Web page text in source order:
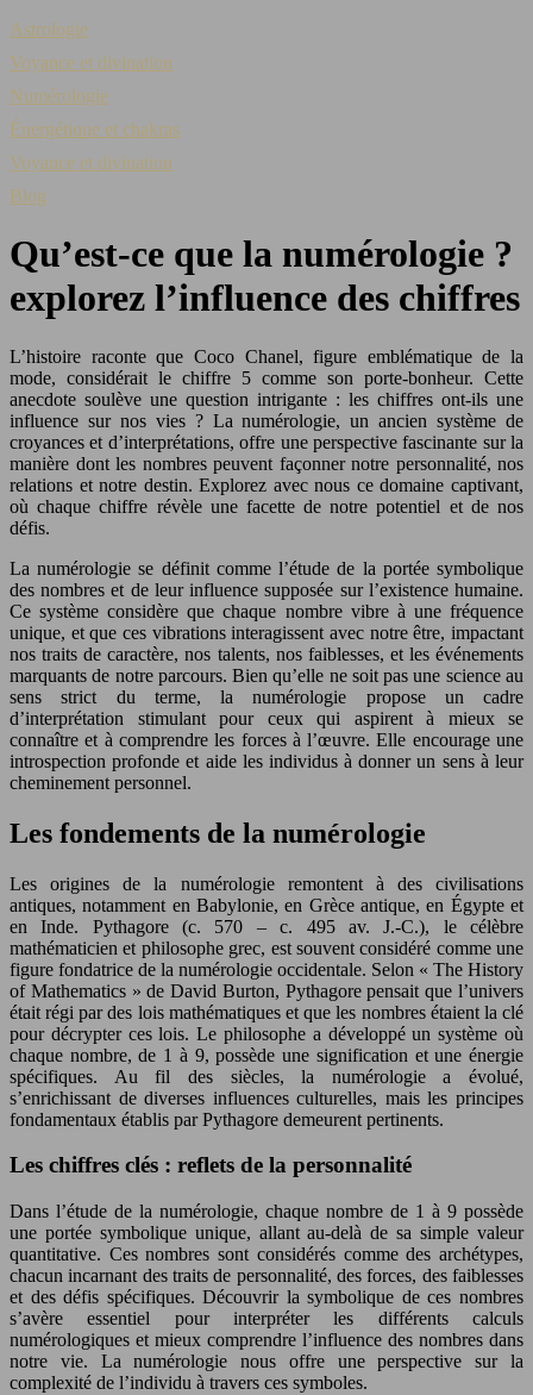
Astrologie
Voyance et divination
Numérologie
Énergétique et chakras
Voyance et divination
Blog
Qu’est-ce que la numérologie ?
explorez l’influence des chiffres
L’histoire raconte que Coco Chanel, figure emblématique de la
mode, considérait le chiffre 5 comme son porte-bonheur. Cette
anecdote soulève une question intrigante : les chiffres ont-ils une
influence sur nos vies ? La numérologie, un ancien système de
croyances et d’interprétations, offre une perspective fascinante sur la
manière dont les nombres peuvent façonner notre personnalité, nos
relations et notre destin. Explorez avec nous ce domaine captivant,
où chaque chiffre révèle une facette de notre potentiel et de nos
défis.
La numérologie se définit comme l’étude de la portée symbolique
des nombres et de leur influence supposée sur l’existence humaine.
Ce système considère que chaque nombre vibre à une fréquence
unique, et que ces vibrations interagissent avec notre être, impactant
nos traits de caractère, nos talents, nos faiblesses, et les événements
marquants de notre parcours. Bien qu’elle ne soit pas une science au
sens strict du terme, la numérologie propose un cadre
d’interprétation stimulant pour ceux qui aspirent à mieux se
connaître et à comprendre les forces à l’œuvre. Elle encourage une
introspection profonde et aide les individus à donner un sens à leur
cheminement personnel.
Les fondements de la numérologie
Les origines de la numérologie remontent à des civilisations
antiques, notamment en Babylonie, en Grèce antique, en Égypte et
en Inde. Pythagore (c. 570 – c. 495 av. J.-C.), le célèbre
mathématicien et philosophe grec, est souvent considéré comme une
figure fondatrice de la numérologie occidentale. Selon « The History
of Mathematics » de David Burton, Pythagore pensait que l’univers
était régi par des lois mathématiques et que les nombres étaient la clé
pour décrypter ces lois. Le philosophe a développé un système où
chaque nombre, de 1 à 9, possède une signification et une énergie
spécifiques. Au fil des siècles, la numérologie a évolué,
s’enrichissant de diverses influences culturelles, mais les principes
fondamentaux établis par Pythagore demeurent pertinents.
Les chiffres clés : reflets de la personnalité
Dans l’étude de la numérologie, chaque nombre de 1 à 9 possède
une portée symbolique unique, allant au-delà de sa simple valeur
quantitative. Ces nombres sont considérés comme des archétypes,
chacun incarnant des traits de personnalité, des forces, des faiblesses
et des défis spécifiques. Découvrir la symbolique de ces nombres
s’avère essentiel pour interpréter les différents calculs
numérologiques et mieux comprendre l’influence des nombres dans
notre vie. La numérologie nous offre une perspective sur la
complexité de l’individu à travers ces symboles.